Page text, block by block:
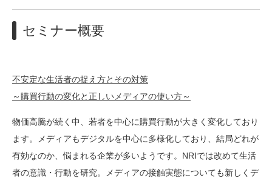
セミナー概要
不安定な生活者の捉え方とその対策
～購買行動の変化と正しいメディアの使い方～
物価高騰が続く中、若者を中心に購買行動が大きく変化しており
ます。メディアもデジタルを中心に多様化しており、結局どれが
有効なのか、悩まれる企業が多いようです。 NRIでは改めて生活
者の意識・行動を研究。メディアの接触実態についても新しくデ